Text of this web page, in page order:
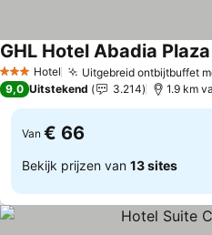
3 SterrenHotel Uitgebreid ontbijtbuffet
GHL Hotel Abadia Plaza
9,0 Uitstekend 3.214 1.9 km
Van € 66
Bekijk prijzen van 13 sites